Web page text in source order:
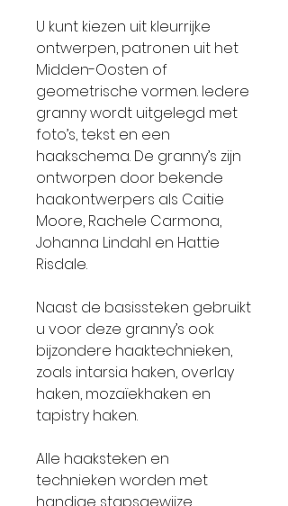
U kunt kiezen uit kleurrijke
ontwerpen, patronen uit het
Midden-Oosten of
geometrische vormen. Iedere
granny wordt uitgelegd met
foto’s, tekst en een
haakschema. De granny’s zijn
ontworpen door bekende
haakontwerpers als Caitie
Moore, Rachele Carmona,
Johanna Lindahl en Hattie
Risdale.
Naast de basissteken gebruikt
u voor deze granny’s ook
bijzondere haaktechnieken,
zoals intarsia haken, overlay
haken, mozaïekhaken en
tapistry haken.
Alle haaksteken en
technieken worden met